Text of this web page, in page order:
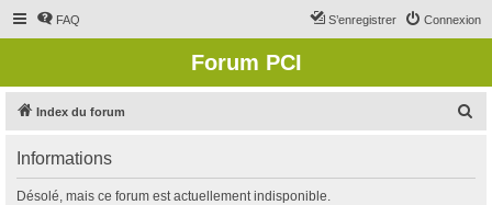
FAQ Connexion
S’enregistrer
Forum PCI
Index du forum
Informations
Désolé, mais ce forum est actuellement indisponible.